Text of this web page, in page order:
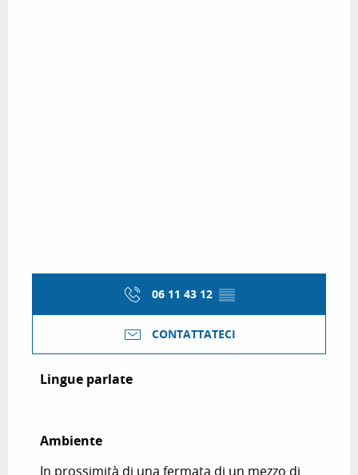
06 11 43 12 ▒▒
CONTATTATECI
Lingue parlate
Lingue parlate
Ambiente
Ambiente
In prossimità di una fermata di un mezzo di